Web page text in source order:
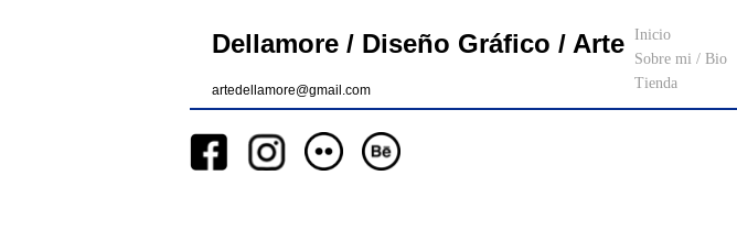
Dellamore / Diseño Gráfico / Arte
artedellamore@gmail.com
Inicio
Sobre mi / Bio
Tienda